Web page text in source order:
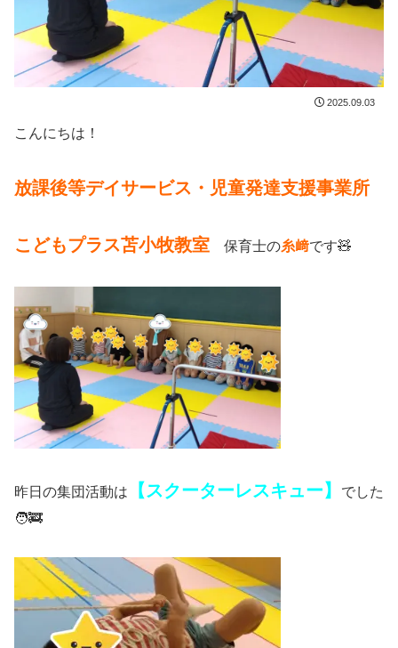
2025.09.03
こんにちは！
放課後等デイサービス・児童発達支援事業所
こどもプラス苫小牧教室 保育士の糸﨑です🧸
昨日の集団活動は 【スクーターレスキュー】
でした
🧑‍🚒